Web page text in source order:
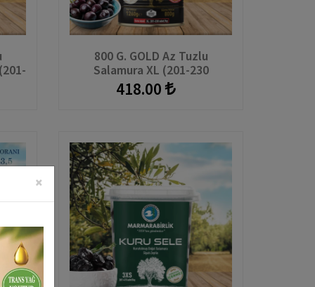
800 G. GOLD Az Tuzlu
Salamura XL (201-230
Adet/kg) Teneke
418.00
×